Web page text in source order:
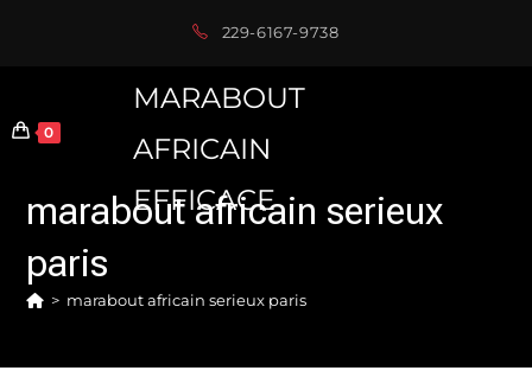
229-6167-9738
0
MARABOUT
AFRICAIN
EFFICACE
marabout africain serieux
paris
> marabout africain serieux paris